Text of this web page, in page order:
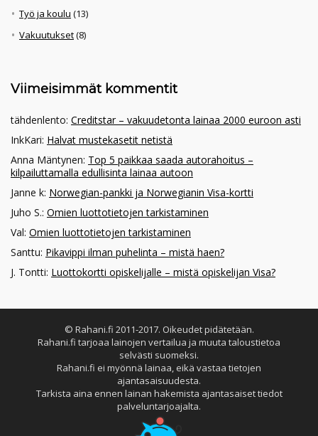
Työ ja koulu (13)
Vakuutukset(8)
Viimeisimmät kommentit
tähdenlento: Creditstar – vakuudetonta lainaa 2000 euroon asti
InkKari: Halvat mustekasetit netistä
Anna Mäntynen: Top 5 paikkaa saada autorahoitus –
kilpailuttamalla edullisinta lainaa autoon
Janne k: Norwegian-pankki ja Norwegianin Visa-kortti
Juho S.: Omien luottotietojen tarkistaminen
Val: Omien luottotietojen tarkistaminen
Santtu: Pikavippi ilman puhelinta – mistä haen?
J. Tontti: Luottokortti opiskelijalle – mistä opiskelijan Visa?
© Rahani.fi 2011-2017. Oikeudet pidätetään.
Rahani.fi tarjoaa lainojen vertailua ja muuta taloustietoa
selvästi suomeksi.
Rahani.fi ei myönnä lainaa, eikä vastaa tietojen
ajantasaisuudesta.
Tarkista aina ennen lainan hakemista ajantasaiset tiedot
palveluntarjoajalta.